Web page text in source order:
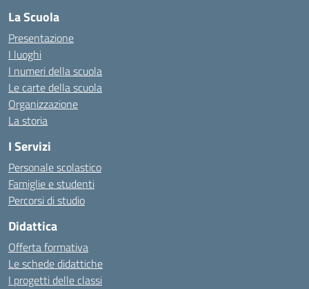
La Scuola
Presentazione
I luoghi
I numeri della scuola
Le carte della scuola
Organizzazione
La storia
I Servizi
Personale scolastico
Famiglie e studenti
Percorsi di studio
Didattica
Offerta formativa
Le schede didattiche
I progetti delle classi